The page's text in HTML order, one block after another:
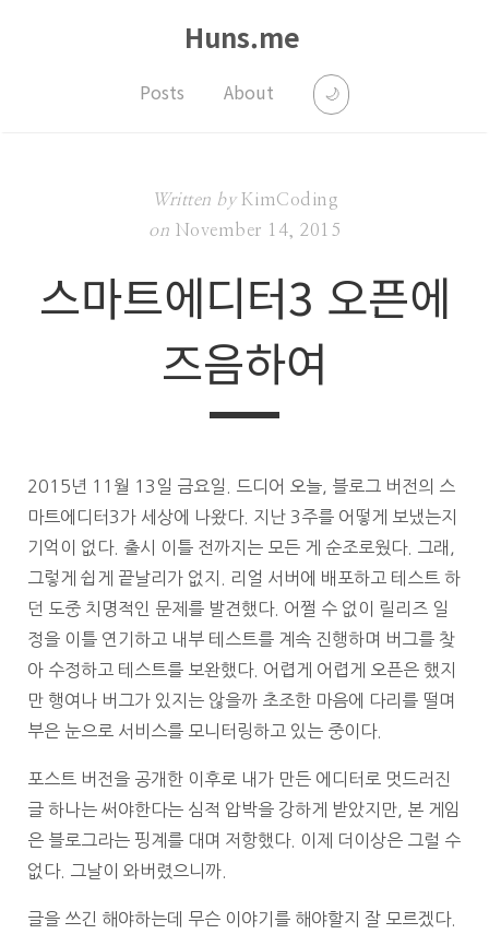
Huns.me
Posts About 🌙
Written byKimCoding
on November 14, 2015
스마트에디터3 오픈에
즈음하여
2015년 11월 13일 금요일. 드디어 오늘, 블로그 버전의 스
마트에디터3가 세상에 나왔다. 지난 3주를 어떻게 보냈는지
기억이 없다. 출시 이틀 전까지는 모든 게 순조로웠다. 그래,
그렇게 쉽게 끝날리가 없지. 리얼 서버에 배포하고 테스트 하
던 도중 치명적인 문제를 발견했다. 어쩔 수 없이 릴리즈 일
정을 이틀 연기하고 내부 테스트를 계속 진행하며 버그를 찾
아 수정하고 테스트를 보완했다. 어렵게 어렵게 오픈은 했지
만 행여나 버그가 있지는 않을까 초조한 마음에 다리를 떨며
부은 눈으로 서비스를 모니터링하고 있는 중이다.
포스트 버전을 공개한 이후로 내가 만든 에디터로 멋드러진
글 하나는 써야한다는 심적 압박을 강하게 받았지만, 본 게임
은 블로그라는 핑계를 대며 저항했다. 이제 더이상은 그럴 수
없다. 그날이 와버렸으니까.
글을 쓰긴 해야하는데 무슨 이야기를 해야할지 잘 모르겠다.